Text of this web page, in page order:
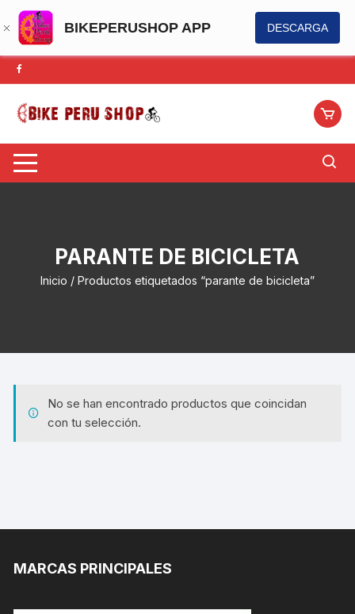
BIKEPERUSHOP APP DESCARGA
Saltar
al
contenido
PARANTE DE BICICLETA
Inicio / Productos etiquetados “parante de bicicleta”
No se han encontrado productos que coincidan
con tu selección.
MARCAS PRINCIPALES